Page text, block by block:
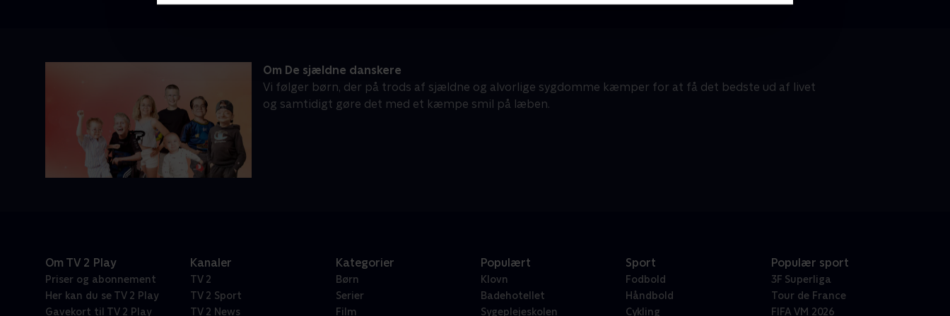
Om De sjældne danskere
Vi følger børn, der på trods af sjældne og alvorlige sygdomme kæmper for at få det bedste ud af livet
og samtidigt gøre det med et kæmpe smil på læben.
Om TV 2 Play
Priser og abonnement
Her kan du se TV 2 Play
Gavekort til TV 2 Play
Kanaler
TV 2
TV 2 Sport
TV 2 News
Kategorier
Børn
Serier
Film
Populært
Klovn
Badehotellet
Sygeplejeskolen
Sport
Fodbold
Håndbold
Cykling
Populær sport
3F Superliga
Tour de France
FIFA VM 2026